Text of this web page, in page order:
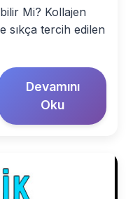
Mi? Kollajen
sıkça tercih edilen
Devamını
Oku